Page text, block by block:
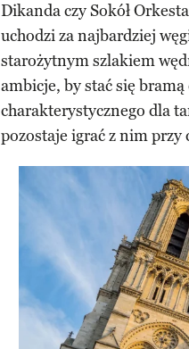
Dikanda czy Sokół
uchodzi za najbardziej
starożytnym szlakiem
ambicje, by stać się
charakterystycznego dla
pozostaje igrać z nim przy